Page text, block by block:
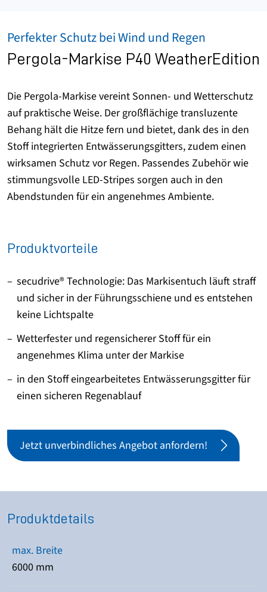
Perfekter Schutz bei Wind und Regen
Pergola-Markise P40 WeatherEdition
Die Pergola-Markise vereint Sonnen- und Wetterschutz
auf praktische Weise. Der großflächige transluzente
Behang hält die Hitze fern und bietet, dank des in den
Stoff integrierten Entwässerungsgitters, zudem einen
wirksamen Schutz vor Regen. Passendes Zubehör wie
stimmungsvolle LED-Stripes sorgen auch in den
Abendstunden für ein angenehmes Ambiente.
Produktvorteile
secudrive® Technologie: Das Markisentuch läuft straff
und sicher in der Führungsschiene und es entstehen
keine Lichtspalte
Wetterfester und regensicherer Stoff für ein
angenehmes Klima unter der Markise
in den Stoff eingearbeitetes Entwässerungsgitter für
einen sicheren Regenablauf
Jetzt unverbindliches Angebot anfordern!
Produktdetails
max. Breite
6000 mm